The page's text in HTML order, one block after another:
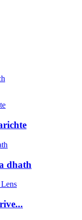
dhath